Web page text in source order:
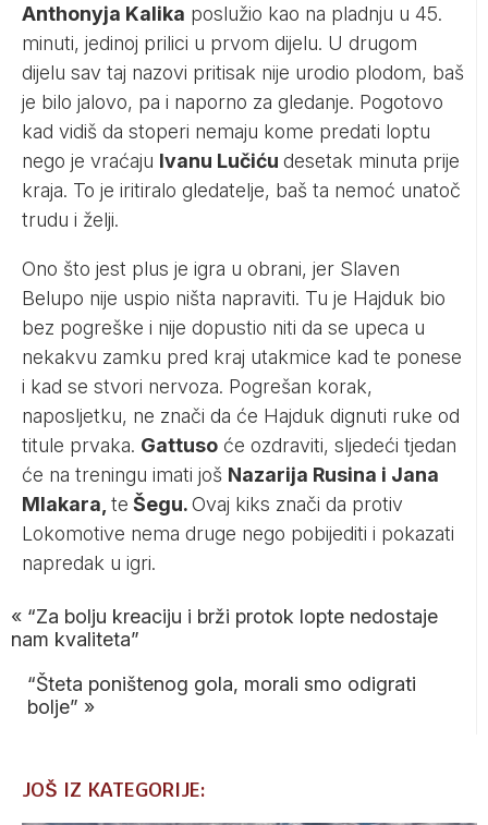
Anthonyja Kalika poslužio kao na pladnju u 45.
minuti, jedinoj prilici u prvom dijelu. U drugom
dijelu sav taj nazovi pritisak nije urodio plodom, baš
je bilo jalovo, pa i naporno za gledanje. Pogotovo
kad vidiš da stoperi nemaju kome predati loptu
nego je vraćaju Ivanu Lučiću desetak minuta prije
kraja. To je iritiralo gledatelje, baš ta nemoć unatoč
trudu i želji.
Ono što jest plus je igra u obrani, jer Slaven
Belupo nije uspio ništa napraviti. Tu je Hajduk bio
bez pogreške i nije dopustio niti da se upeca u
nekakvu zamku pred kraj utakmice kad te ponese
i kad se stvori nervoza. Pogrešan korak,
naposljetku, ne znači da će Hajduk dignuti ruke od
titule prvaka. Gattuso će ozdraviti, sljedeći tjedan
će na treningu imati još Nazarija Rusina i Jana
Mlakara, te Šegu.Ovaj kiks znači da protiv
Lokomotive nema druge nego pobijediti i pokazati
napredak u igri.
« “Za bolju kreaciju i brži protok lopte nedostaje
nam kvaliteta”
“Šteta poništenog gola, morali smo odigrati
bolje” »
JOŠ IZ KATEGORIJE: